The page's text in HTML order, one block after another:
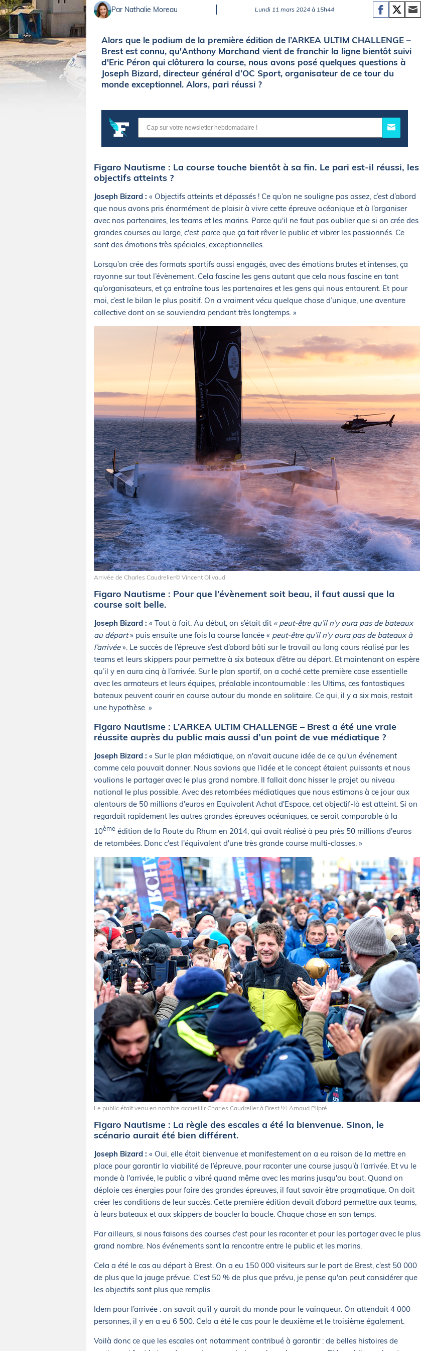
Par Nathalie Moreau Lundi 11 mars 2024 à 15h44
Alors que le podium de la première édition de l’ARKEA ULTIM CHALLENGE –
Brest est connu, qu'Anthony Marchand vient de franchir la ligne bientôt suivi
d'Eric Péron qui clôturera la course, nous avons posé quelques questions à
Joseph Bizard, directeur général d’OC Sport, organisateur de ce tour du
monde exceptionnel. Alors, pari réussi ?
Figaro Nautisme : La course touche bientôt à sa fin. Le pari est-il réussi, les
objectifs atteints ?
Joseph Bizard : « Objectifs atteints et dépassés ! Ce qu’on ne souligne pas assez, c’est d’abord
que nous avons pris énormément de plaisir à vivre cette épreuve océanique et à l’organiser
avec nos partenaires, les teams et les marins. Parce qu'il ne faut pas oublier que si on crée des
grandes courses au large, c'est parce que ça fait rêver le public et vibrer les passionnés. Ce
sont des émotions très spéciales, exceptionnelles.
Lorsqu’on crée des formats sportifs aussi engagés, avec des émotions brutes et intenses, ça
rayonne sur tout l’évènement. Cela fascine les gens autant que cela nous fascine en tant
qu’organisateurs, et ça entraîne tous les partenaires et les gens qui nous entourent. Et pour
moi, c’est le bilan le plus positif. On a vraiment vécu quelque chose d’unique, une aventure
collective dont on se souviendra pendant très longtemps. »
Arrivée de Charles Caudrelier© Vincent Olivaud
Figaro Nautisme : Pour que l’évènement soit beau, il faut aussi que la
course soit belle.
Joseph Bizard : « Tout à fait. Au début, on s’était dit « peut-être qu’il n’y aura pas de bateaux
au départ» puis ensuite une fois la course lancée « peut-être qu’il n’y aura pas de bateaux à
l’arrivée». Le succès de l’épreuve s’est d’abord bâti sur le travail au long cours réalisé par les
teams et leurs skippers pour permettre à six bateaux d’être au départ. Et maintenant on espère
qu’il y en aura cinq à l’arrivée. Sur le plan sportif, on a coché cette première case essentielle
avec les armateurs et leurs équipes, préalable incontournable : les Ultims, ces fantastiques
bateaux peuvent courir en course autour du monde en solitaire. Ce qui, il y a six mois, restait
une hypothèse. »
Figaro Nautisme : L’ARKEA ULTIM CHALLENGE – Brest a été une vraie
réussite auprès du public mais aussi d’un point de vue médiatique ?
Joseph Bizard : « Sur le plan médiatique, on n'avait aucune idée de ce qu'un événement
comme cela pouvait donner. Nous savions que l’idée et le concept étaient puissants et nous
voulions le partager avec le plus grand nombre. Il fallait donc hisser le projet au niveau
national le plus possible. Avec des retombées médiatiques que nous estimons à ce jour aux
alentours de 50 millions d'euros en Equivalent Achat d'Espace, cet objectif-là est atteint. Si on
regardait rapidement les autres grandes épreuves océaniques, ce serait comparable à la
10ème édition de la Route du Rhum en 2014, qui avait réalisé à peu près 50 millions d'euros
de retombées. Donc c'est l'équivalent d'une très grande course multi-classes. »
Le public était venu en nombre accueillir Charles Caudrelier à Brest !© Arnaud Pilpré
Figaro Nautisme : La règle des escales a été la bienvenue. Sinon, le
scénario aurait été bien différent.
Joseph Bizard : « Oui, elle était bienvenue et manifestement on a eu raison de la mettre en
place pour garantir la viabilité de l’épreuve, pour raconter une course jusqu'à l'arrivée. Et vu le
monde à l'arrivée, le public a vibré quand même avec les marins jusqu'au bout. Quand on
déploie ces énergies pour faire des grandes épreuves, il faut savoir être pragmatique. On doit
créer les conditions de leur succès. Cette première édition devait d’abord permettre aux teams,
à leurs bateaux et aux skippers de boucler la boucle. Chaque chose en son temps.
Par ailleurs, si nous faisons des courses c'est pour les raconter et pour les partager avec le plus
grand nombre. Nos événements sont la rencontre entre le public et les marins.
Cela a été le cas au départ à Brest. On a eu 150 000 visiteurs sur le port de Brest, c’est 50 000
de plus que la jauge prévue. C'est 50 % de plus que prévu, je pense qu'on peut considérer que
les objectifs sont plus que remplis.
Idem pour l’arrivée : on savait qu’il y aurait du monde pour le vainqueur. On attendait 4 000
personnes, il y en a eu 6 500. Cela a été le cas pour le deuxième et le troisième également.
Voilà donc ce que les escales ont notamment contribué à garantir : de belles histoires de